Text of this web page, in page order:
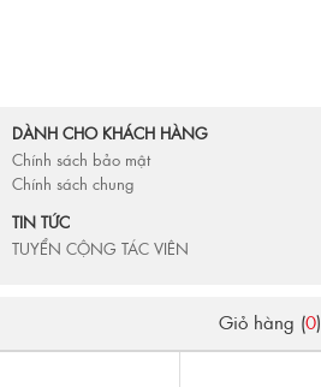
DÀNH CHO KHÁCH HÀNG
Chính sách bảo mật
Chính sách chung
TIN TỨC
TUYỂN CỘNG TÁC VIÊN
Giỏ hàng (0)